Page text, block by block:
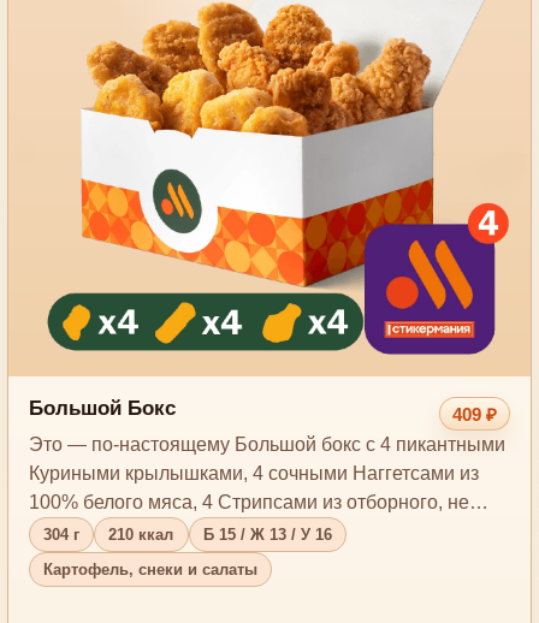
Большой Бокс
409 ₽
Это — по-настоящему Большой бокс с 4 пикантными
Куриными крылышками, 4 сочными Наггетсами из
100% белого мяса, 4 Стрипсами из отборного, не…
304 г 210 ккал
Б 15 / Ж 13 / У 16
Картофель, снеки и салаты